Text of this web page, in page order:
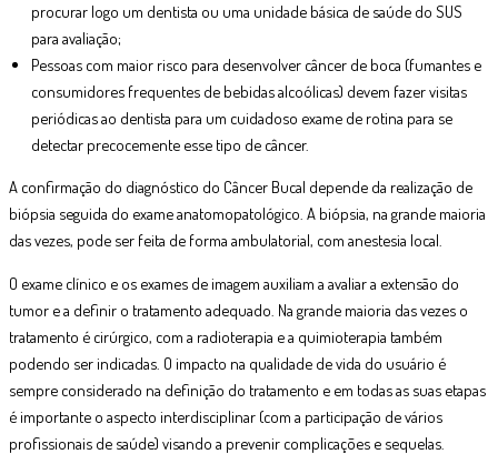
procurar logo um dentista ou uma unidade básica de saúde do SUS
para avaliação;
Pessoas com maior risco para desenvolver câncer de boca (fumantes e
consumidores frequentes de bebidas alcoólicas) devem fazer visitas
periódicas ao dentista para um cuidadoso exame de rotina para se
detectar precocemente esse tipo de câncer.
A confirmação do diagnóstico do Câncer Bucal depende da realização de
biópsia seguida do exame anatomopatológico. A biópsia, na grande maioria
das vezes, pode ser feita de forma ambulatorial, com anestesia local.
O exame clínico e os exames de imagem auxiliam a avaliar a extensão do
tumor e a definir o tratamento adequado. Na grande maioria das vezes o
tratamento é cirúrgico, com a radioterapia e a quimioterapia também
podendo ser indicadas. O impacto na qualidade de vida do usuário é
sempre considerado na definição do tratamento e em todas as suas etapas
é importante o aspecto interdisciplinar (com a participação de vários
profissionais de saúde) visando a prevenir complicações e sequelas.